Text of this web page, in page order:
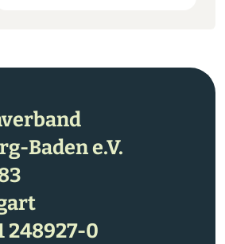
Baden e.V.
248927-0